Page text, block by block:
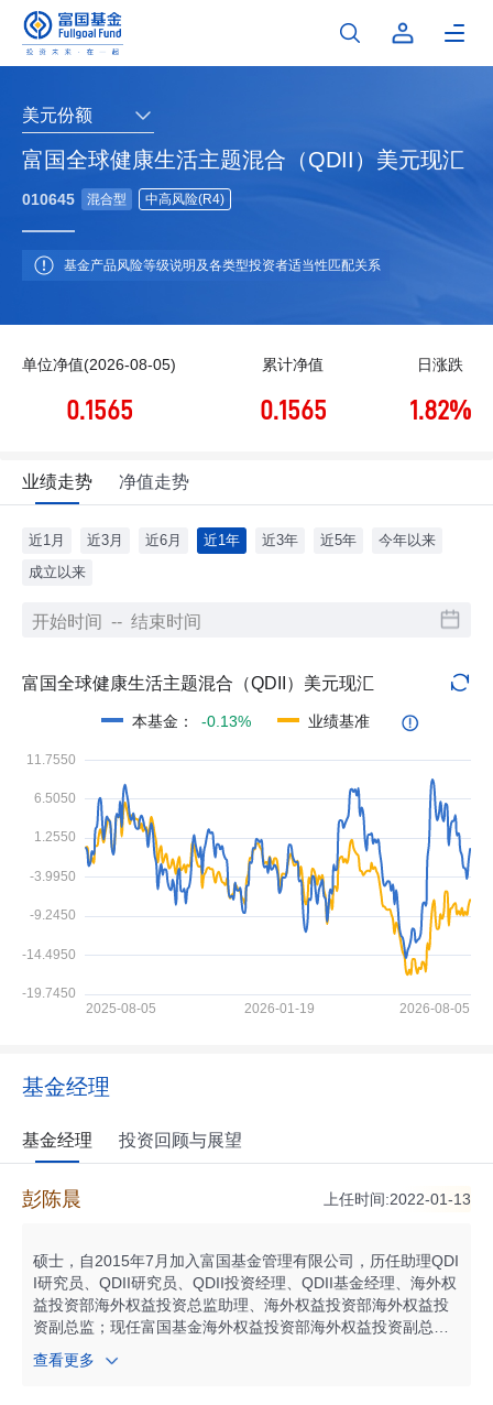
富国全球健康生活主题混合（QDII）美元现汇
美元份额
010645 混合型 中高风险(R4)
基金产品风险等级说明及各类型投资者适当性匹配关系
单位净值(2026-08-05)
0.1565
累计净值
0.1565
日涨跌
1.82%
业绩走势 净值走势
近1月 近3月 近6月 近1年 近3年 近5年
今年以来
成立以来
富国全球健康生活主题混合（QDII）美元现汇
本基金 ： -0.13% 业绩基准
基金经理
基金经理 投资回顾与展望
彭陈晨 上任时间:2022-01-13
硕士，自2015年7月加入富国基金管理有限公司，历任助理QDI
I研究员、QDII研究员、QDII投资经理、QDII基金经理、海外权
益投资部海外权益投资总监助理、海外权益投资部海外权益投
资副总监；现任富国基金海外权益投资部海外权益投资副总监
兼高级QDII基金经理。自2021年11月起任富国全球消费精选混
合型证券投资基金（QDII）基金经理；自2022年01月起任富国
查看更多